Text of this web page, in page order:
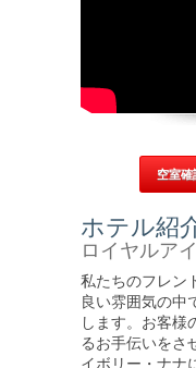
空室確
ホテル紹
ロイヤルア
私たちのフレン
良い雰囲気の中
します。お客様
るお手伝いをさ
イボリー・ナナ